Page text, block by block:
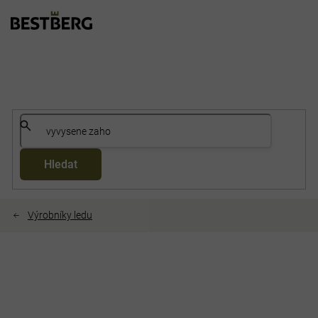
Hledat
Výrobníky ledu